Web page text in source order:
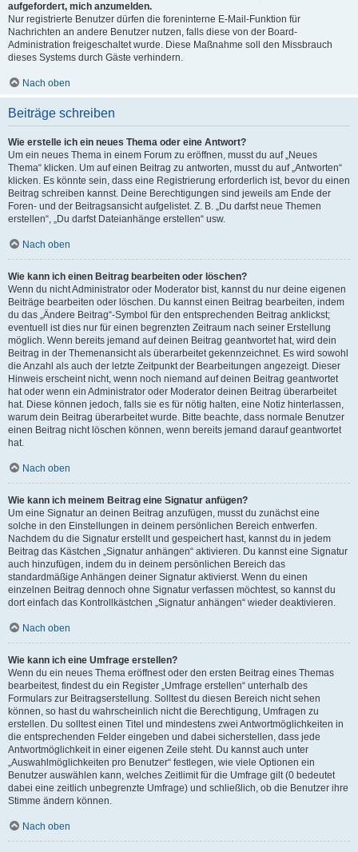
aufgefordert, mich anzumelden.
Nur registrierte Benutzer dürfen die foreninterne E-Mail-Funktion für
Nachrichten an andere Benutzer nutzen, falls diese von der Board-
Administration freigeschaltet wurde. Diese Maßnahme soll den Missbrauch
dieses Systems durch Gäste verhindern.
Nach oben
Beiträge schreiben
Wie erstelle ich ein neues Thema oder eine Antwort?
Um ein neues Thema in einem Forum zu eröffnen, musst du auf „Neues
Thema“ klicken. Um auf einen Beitrag zu antworten, musst du auf „Antworten“
klicken. Es könnte sein, dass eine Registrierung erforderlich ist, bevor du einen
Beitrag schreiben kannst. Deine Berechtigungen sind jeweils am Ende der
Foren- und der Beitragsansicht aufgelistet. Z. B. „Du darfst neue Themen
erstellen“, „Du darfst Dateianhänge erstellen“ usw.
Nach oben
Wie kann ich einen Beitrag bearbeiten oder löschen?
Wenn du nicht Administrator oder Moderator bist, kannst du nur deine eigenen
Beiträge bearbeiten oder löschen. Du kannst einen Beitrag bearbeiten, indem
du das „Ändere Beitrag“-Symbol für den entsprechenden Beitrag anklickst;
eventuell ist dies nur für einen begrenzten Zeitraum nach seiner Erstellung
möglich. Wenn bereits jemand auf deinen Beitrag geantwortet hat, wird dein
Beitrag in der Themenansicht als überarbeitet gekennzeichnet. Es wird sowohl
die Anzahl als auch der letzte Zeitpunkt der Bearbeitungen angezeigt. Dieser
Hinweis erscheint nicht, wenn noch niemand auf deinen Beitrag geantwortet
hat oder wenn ein Administrator oder Moderator deinen Beitrag überarbeitet
hat. Diese können jedoch, falls sie es für nötig halten, eine Notiz hinterlassen,
warum dein Beitrag überarbeitet wurde. Bitte beachte, dass normale Benutzer
einen Beitrag nicht löschen können, wenn bereits jemand darauf geantwortet
hat.
Nach oben
Wie kann ich meinem Beitrag eine Signatur anfügen?
Um eine Signatur an deinen Beitrag anzufügen, musst du zunächst eine
solche in den Einstellungen in deinem persönlichen Bereich entwerfen.
Nachdem du die Signatur erstellt und gespeichert hast, kannst du in jedem
Beitrag das Kästchen „Signatur anhängen“ aktivieren. Du kannst eine Signatur
auch hinzufügen, indem du in deinem persönlichen Bereich das
standardmäßige Anhängen deiner Signatur aktivierst. Wenn du einen
einzelnen Beitrag dennoch ohne Signatur verfassen möchtest, so kannst du
dort einfach das Kontrollkästchen „Signatur anhängen“ wieder deaktivieren.
Nach oben
Wie kann ich eine Umfrage erstellen?
Wenn du ein neues Thema eröffnest oder den ersten Beitrag eines Themas
bearbeitest, findest du ein Register „Umfrage erstellen“ unterhalb des
Formulars zur Beitragserstellung. Solltest du diesen Bereich nicht sehen
können, so hast du wahrscheinlich nicht die Berechtigung, Umfragen zu
erstellen. Du solltest einen Titel und mindestens zwei Antwortmöglichkeiten in
die entsprechenden Felder eingeben und dabei sicherstellen, dass jede
Antwortmöglichkeit in einer eigenen Zeile steht. Du kannst auch unter
„Auswahlmöglichkeiten pro Benutzer“ festlegen, wie viele Optionen ein
Benutzer auswählen kann, welches Zeitlimit für die Umfrage gilt (0 bedeutet
dabei eine zeitlich unbegrenzte Umfrage) und schließlich, ob die Benutzer ihre
Stimme ändern können.
Nach oben